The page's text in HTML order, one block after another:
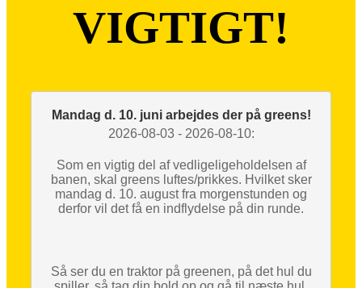
VIGTIGT!
Mandag d. 10. juni arbejdes der på greens!
2026-08-03 - 2026-08-10:
Som en vigtig del af vedligeligeholdelsen af
banen, skal greens luftes/prikkes. Hvilket sker
mandag d. 10. august fra morgenstunden og
derfor vil det få en indflydelse på din runde.
Så ser du en traktor på greenen, på det hul du